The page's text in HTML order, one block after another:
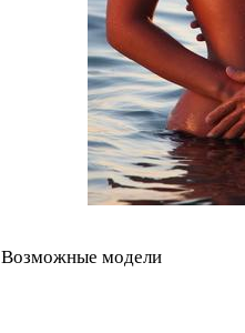
Возможные модели